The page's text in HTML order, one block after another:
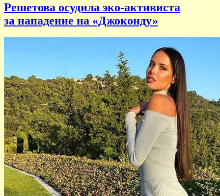
Решетова осудила эко-активиста
за нападение на «Джоконду»